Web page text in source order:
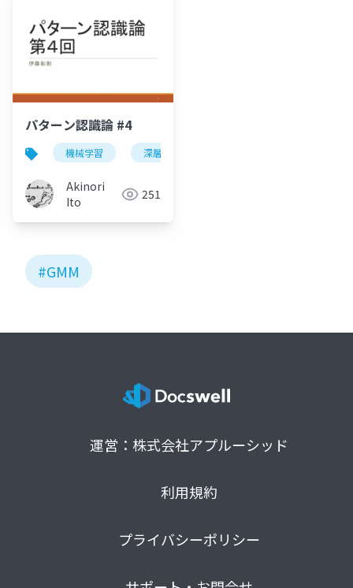
パターン認識論 #4
機械学習 深層学習
Akinori
Ito
251
#GMM
運営：株式会社アプルーシッド
利用規約
プライバシーポリシー